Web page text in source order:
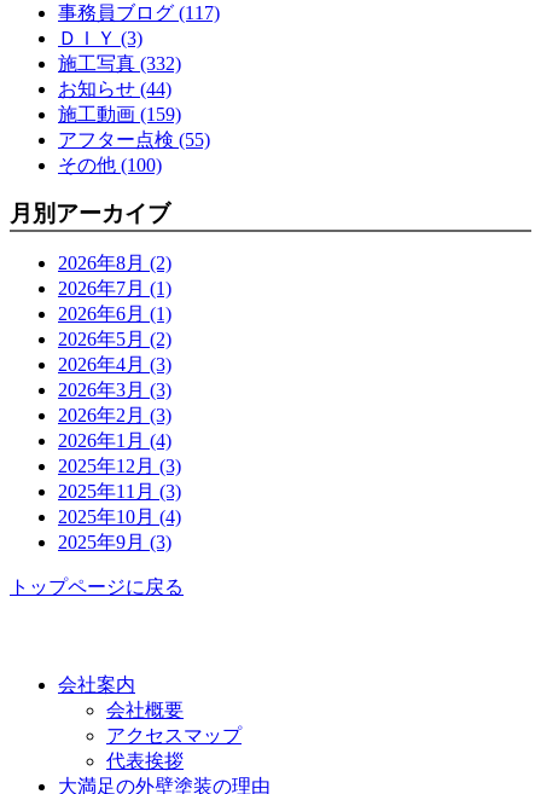
事務員ブログ (117)
ＤＩＹ (3)
施工写真 (332)
お知らせ (44)
施工動画 (159)
アフター点検 (55)
その他 (100)
月別アーカイブ
2026年8月 (2)
2026年7月 (1)
2026年6月 (1)
2026年5月 (2)
2026年4月 (3)
2026年3月 (3)
2026年2月 (3)
2026年1月 (4)
2025年12月 (3)
2025年11月 (3)
2025年10月 (4)
2025年9月 (3)
トップページに戻る
会社案内
会社概要
アクセスマップ
代表挨拶
大満足の外壁塗装の理由